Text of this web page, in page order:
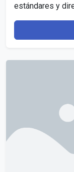
estándares y